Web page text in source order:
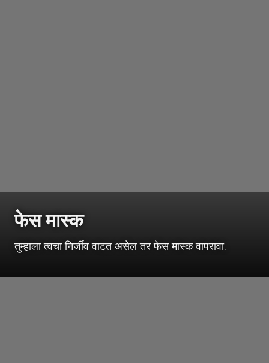
फेस मास्क
तुम्हाला त्वचा निर्जीव वाटत असेल तर फेस मास्क वापरावा.